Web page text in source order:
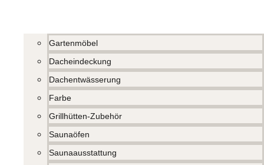
Gartenmöbel
Dacheindeckung
Dachentwässerung
Farbe
Grillhütten-Zubehör
Saunaöfen
Saunaausstattung